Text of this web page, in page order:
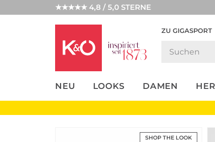
★★★★★ 4,8 / 5,0 STERNE
ZU GIGASPORT
NEU LOOKS DAMEN
UNSERE APP
CLICK &
SHOP THE LOOK